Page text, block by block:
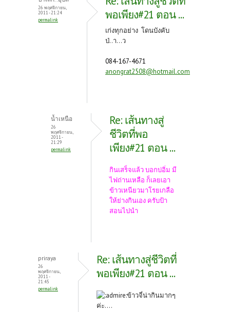
o
k
t
26 พฤศจิกายน,
2011 - 21:24
permalink
พอเพียง#21 ตอน ...
เก่งทุกอย่าง โดนบังคับ
ป่..า...ว
084-167-4671
anongrat2508@hotmail.com
น้ำเหนือ
26
พฤศจิกายน,
2011 -
21:29
permalink
Re: เส้นทางสู่
ชีวิตที่พอ
เพียง#21 ตอน ...
กินเสร็จแล้ว บอกบ่อิ่ม มี
ไฟถ่านเหลือ ก็เลยเอา
ข้าวเหนียวมาโรยเกลือ
ให้ย่างกินเอง ครับป้า
สอนไปนำ
priraya
26
พฤศจิกายน,
2011 -
21:45
permalink
Re: เส้นทางสู่ชีวิตที่
พอเพียง#21 ตอน ...
ข้าวจี่น่ากินมากๆ
ค่ะ....